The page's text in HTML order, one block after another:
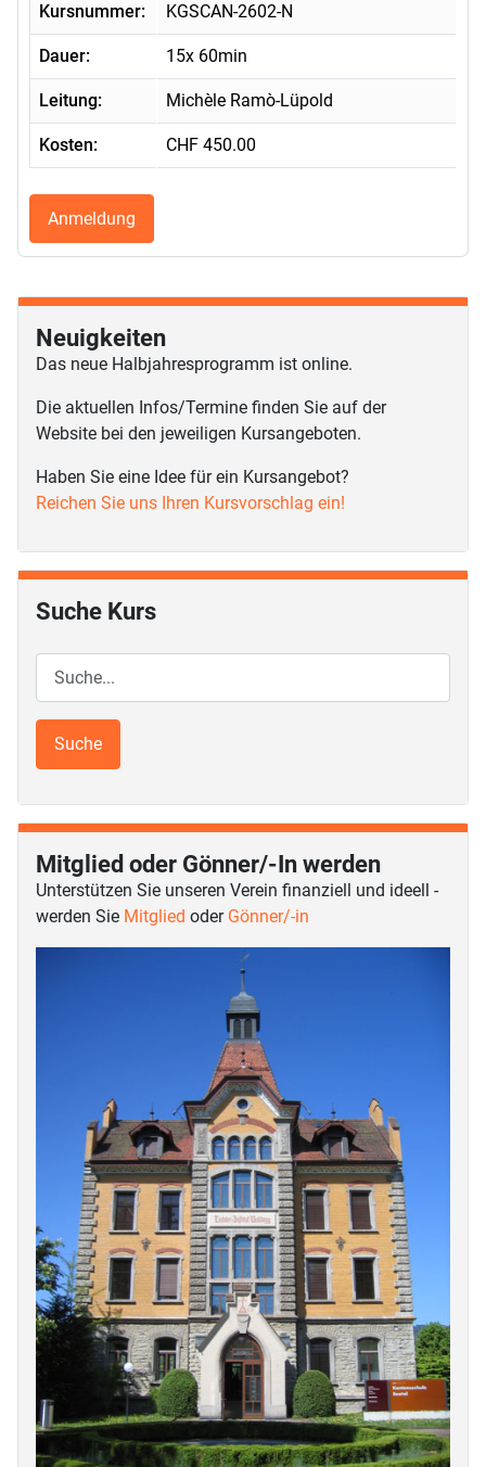
Kursnummer: KGSCAN-2602-N
Dauer: 15x 60min
Leitung: Michèle Ramò-Lüpold
Kosten: CHF 450.00
Anmeldung
Neuigkeiten
Das neue Halbjahresprogramm ist online.
Die aktuellen Infos/Termine finden Sie auf der
Website bei den jeweiligen Kursangeboten.
Haben Sie eine Idee für ein Kursangebot?
Reichen Sie uns Ihren Kursvorschlag ein!
Suche Kurs
Mitglied oder Gönner/-In werden
Unterstützen Sie unseren Verein finanziell und ideell -
werden Sie Mitglied oder Gönner/-in